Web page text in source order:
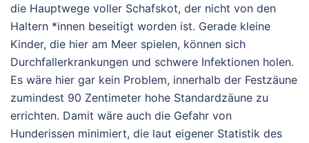
die Hauptwege voller Schafskot, der nicht von den
Haltern *innen beseitigt worden ist. Gerade kleine
Kinder, die hier am Meer spielen, können sich
Durchfallerkrankungen und schwere Infektionen holen.
Es wäre hier gar kein Problem, innerhalb der Festzäune
zumindest 90 Zentimeter hohe Standardzäune zu
errichten. Damit wäre auch die Gefahr von
Hunderissen minimiert, die laut eigener Statistik des